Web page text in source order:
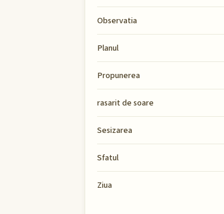
Observatia
Planul
Propunerea
rasarit de soare
Sesizarea
Sfatul
Ziua